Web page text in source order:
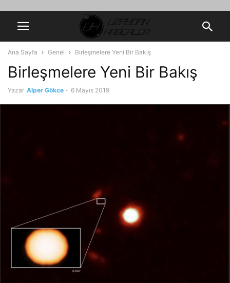
Ana Sayfa Genel Birleşmelere Yeni Bir Bakış
Birleşmelere Yeni Bir Bakış
Yazar Alper Gökce - 6 Mayıs 2019